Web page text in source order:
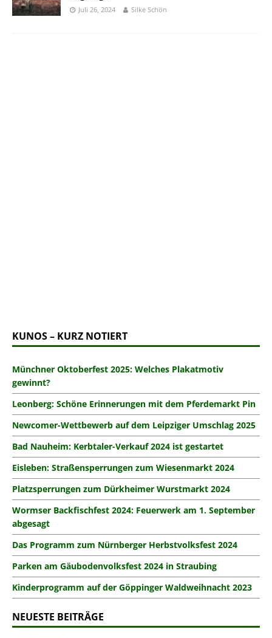
Juli 26, 2024 Silke Schön
KUNOS – KURZ NOTIERT
Münchner Oktoberfest 2025: Welches Plakatmotiv
gewinnt?
Leonberg: Schöne Erinnerungen mit dem Pferdemarkt Pin
Newcomer-Wettbewerb auf dem Leipziger Umschlag 2025
Bad Nauheim: Kerbtaler-Verkauf 2024 ist gestartet
Eisleben: Straßensperrungen zum Wiesenmarkt 2024
Platzsperrungen zum Dürkheimer Wurstmarkt 2024
Wormser Backfischfest 2024: Feuerwerk am 1. September
abgesagt
Das Programm zum Nürnberger Herbstvolksfest 2024
Parken am Gäubodenvolksfest 2024 in Straubing
Kinderprogramm auf der Göppinger Waldweihnacht 2023
NEUESTE BEITRÄGE